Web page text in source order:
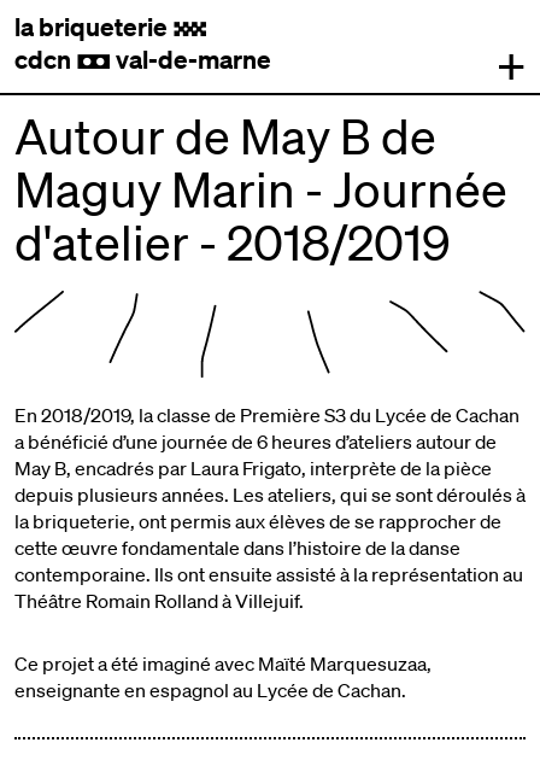
la briqueterie .
cdcn , val-de-marne
+
Autour de May B de
Maguy Marin - Journée
d'atelier - 2018/2019
En 2018/2019, la classe de Première S3 du Lycée de Cachan
a bénéficié d’une journée de 6 heures d’ateliers autour de
May B, encadrés par Laura Frigato, interprète de la pièce
depuis plusieurs années. Les ateliers, qui se sont déroulés à
la briqueterie, ont permis aux élèves de se rapprocher de
cette œuvre fondamentale dans l’histoire de la danse
contemporaine. Ils ont ensuite assisté à la représentation au
Théâtre Romain Rolland à Villejuif.
Ce projet a été imaginé avec Maïté Marquesuzaa,
enseignante en espagnol au Lycée de Cachan.